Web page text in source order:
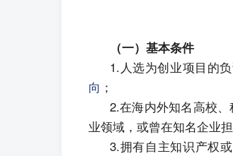
（一）基本条件
1.人选为创业项目的负
向 ；
2.在海内外知名高校
业领域，或曾在知名企业
3.拥有自主知识产权